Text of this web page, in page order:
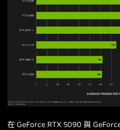
在 GeForce RTX 5090 與